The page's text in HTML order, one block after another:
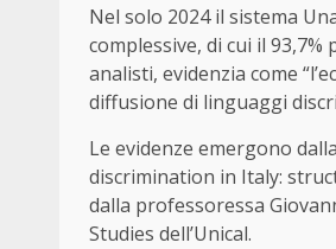
Nel solo 2024 il sistema
complessive, di cui il
analisti, evidenzia come
diffusione di linguaggi
Le evidenze emergono
discrimination in Italy:
dalla professoressa
Studies dell’Unical.